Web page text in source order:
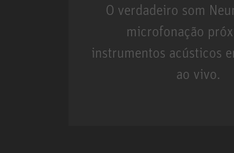
O verdadeiro som
microfonação
instrumentos acústicos
ao vivo.